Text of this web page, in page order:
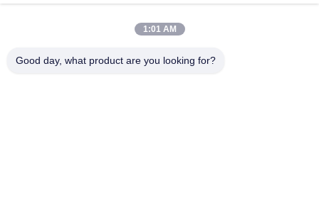
Διαφορετικός μετρητής αιμοσφαιρίων/σπέρματος
40T/Kit Κιτ δοκιμής λειτουργίας σπέρματος που προκαλείται
1:01 AM
Good day, what product are you looking for?